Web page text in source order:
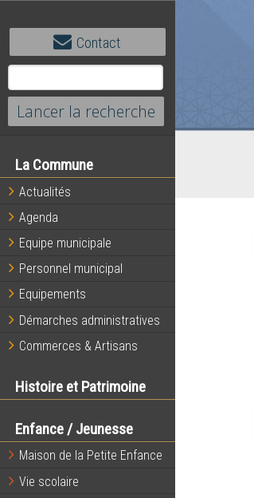
Contact
La Commune
Actualités
Agenda
Equipe municipale
Personnel municipal
Equipements
Démarches administratives
Commerces & Artisans
Histoire et Patrimoine
Enfance / Jeunesse
Maison de la Petite Enfance
Vie scolaire